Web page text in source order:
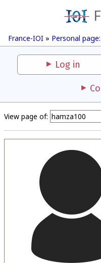
France-IOI » Personal
Log in
View page of: